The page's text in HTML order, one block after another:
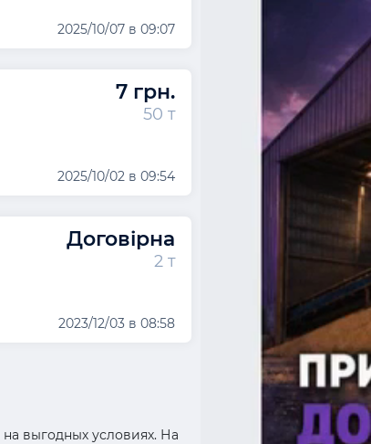
2025/10/07 в 09:07
7 грн.
50 т
2025/10/02 в 09:54
Договірна
2 т
2023/12/03 в 08:58
на выгодных условиях. На